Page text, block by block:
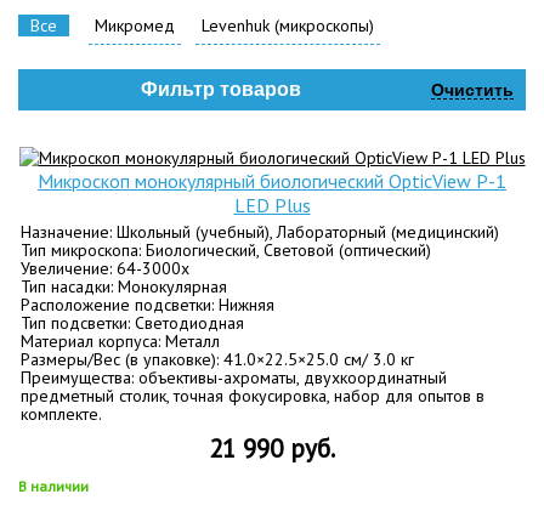
Все Микромед Levenhuk (микроскопы)
Фильтр товаров Очистить
Микроскоп монокулярный биологический OpticView Р-1
LED Plus
Назначение: Школьный (учебный), Лабораторный (медицинский)
Тип микроскопа: Биологический, Световой (оптический)
Увеличение: 64-3000х
Тип насадки: Монокулярная
Расположение подсветки: Нижняя
Тип подсветки: Светодиодная
Материал корпуса: Металл
Размеры/Вес (в упаковке): 41.0×22.5×25.0 см/ 3.0 кг
Преимущества: объективы-ахроматы, двухкоординатный
предметный столик, точная фокусировка, набор для опытов в
комплекте.
21 990 руб.
В наличии